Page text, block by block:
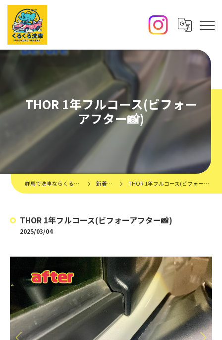
THOR 1年フルコース(ビフォー
アフター📸)
群馬で洗車ならくるくる洗車 新着情報 THOR 1年フルコース(ビフォーアフター📸)
THOR 1年フルコース(ビフォーアフター📸)
2025/03/04